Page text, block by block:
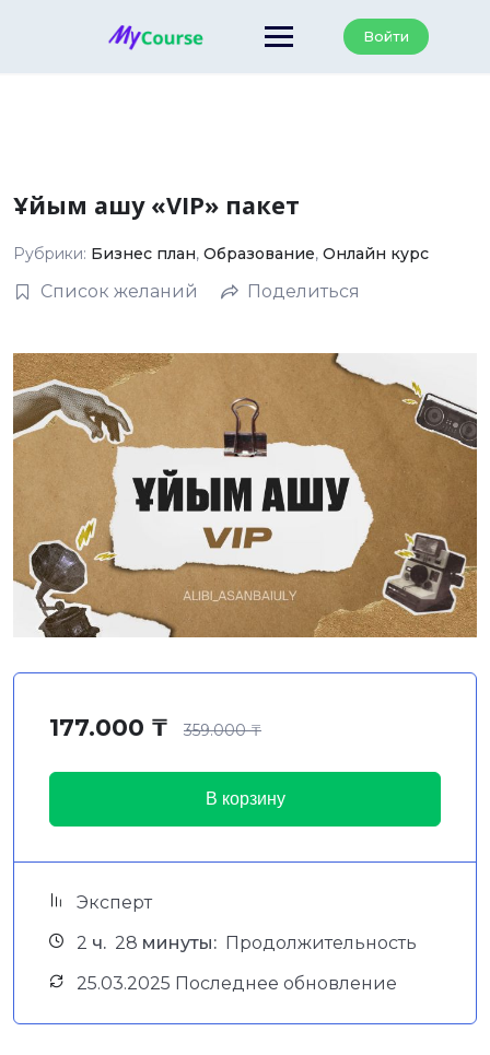
Войти
Ұйым ашу «VIP» пакет
Рубрики: Бизнес план, Образование, Онлайн курс
Список желаний Поделиться
177.000 ₸ 359.000₸
В корзину
Эксперт
2 ч. 28 минуты: Продолжительность
25.03.2025 Последнее обновление